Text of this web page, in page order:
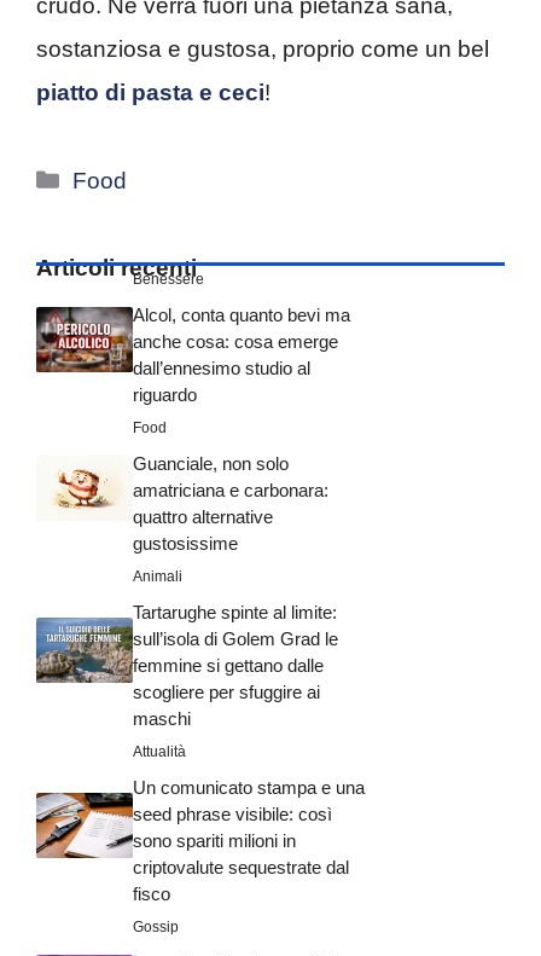
sostanziosa e gustosa, proprio come un bel
piatto di pasta e ceci!
Categorie
Food
Articoli recenti
Benessere
Alcol, conta quanto bevi ma
anche cosa: cosa emerge
dall’ennesimo studio al
riguardo
Food
Guanciale, non solo
amatriciana e carbonara:
quattro alternative
gustosissime
Animali
Tartarughe spinte al limite:
sull’isola di Golem Grad le
femmine si gettano dalle
scogliere per sfuggire ai
maschi
Attualità
Un comunicato stampa e una
seed phrase visibile: così
sono spariti milioni in
criptovalute sequestrate dal
fisco
Gossip